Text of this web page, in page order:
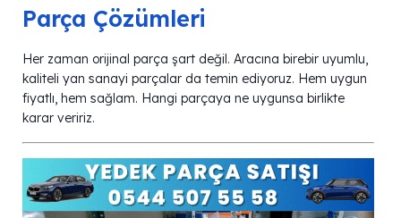
Parça Çözümleri
Her zaman orijinal parça şart değil. Aracına birebir uyumlu,
kaliteli yan sanayi parçalar da temin ediyoruz. Hem uygun
fiyatlı, hem sağlam. Hangi parçaya ne uygunsa birlikte
karar veririz.